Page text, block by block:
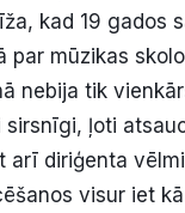
kad 19 gados
par mūzikas
nebija tik
ļoti
arī diriģenta
visur iet